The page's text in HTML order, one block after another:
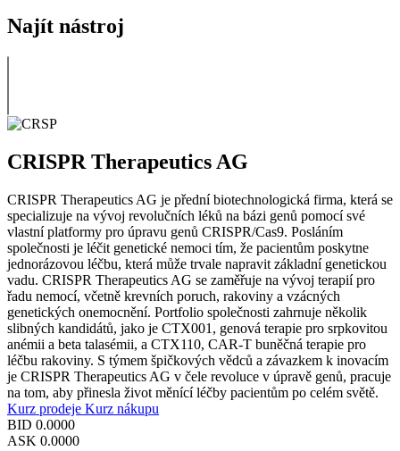
Najít nástroj
CRISPR Therapeutics AG
CRISPR Therapeutics AG je přední biotechnologická firma, která se
specializuje na vývoj revolučních léků na bázi genů pomocí své
vlastní platformy pro úpravu genů CRISPR/Cas9. Posláním
společnosti je léčit genetické nemoci tím, že pacientům poskytne
jednorázovou léčbu, která může trvale napravit základní genetickou
vadu. CRISPR Therapeutics AG se zaměřuje na vývoj terapií pro
řadu nemocí, včetně krevních poruch, rakoviny a vzácných
genetických onemocnění. Portfolio společnosti zahrnuje několik
slibných kandidátů, jako je CTX001, genová terapie pro srpkovitou
anémii a beta talasémii, a CTX110, CAR-T buněčná terapie pro
léčbu rakoviny. S týmem špičkových vědců a závazkem k inovacím
je CRISPR Therapeutics AG v čele revoluce v úpravě genů, pracuje
na tom, aby přinesla život měnící léčby pacientům po celém světě.
Kurz prodeje Kurz nákupu
BID 0.0000
ASK 0.0000